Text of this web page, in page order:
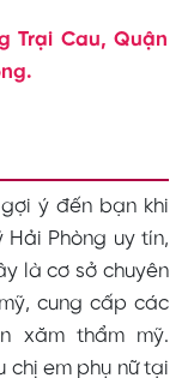
Trại Cau, Quận
ý đến bạn khi
Phòng uy tín,
là cơ sở chuyên
cung cấp các
xăm thẩm mỹ.
chị em phụ nữ tại